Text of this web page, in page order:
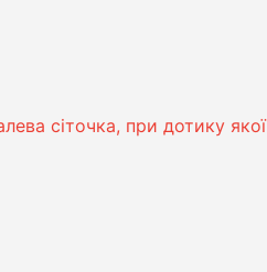
сіточка, при дотику